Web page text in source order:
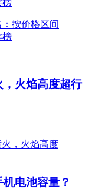
火焰高度超行
电池容量？